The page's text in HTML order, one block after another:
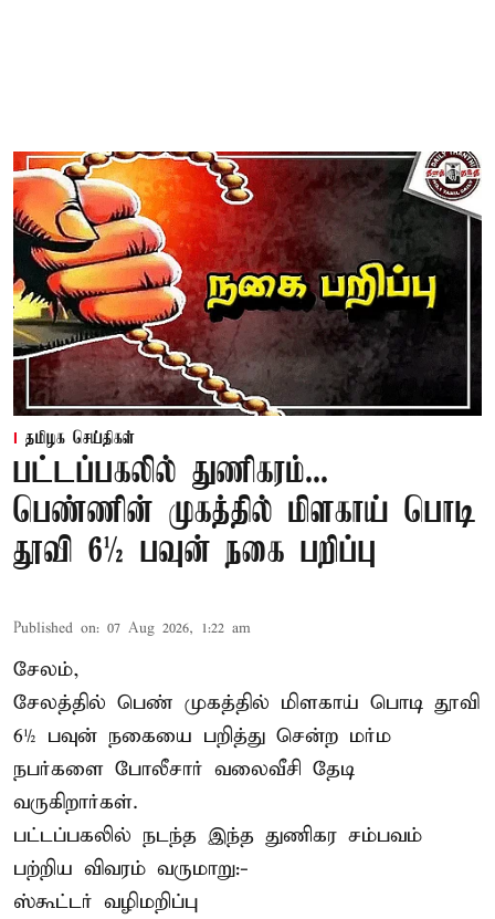
தமிழக செய்திகள்
பட்டப்பகலில் துணிகரம்...
பெண்ணின் முகத்தில் மிளகாய் பொடி
தூவி 6½ பவுன் நகை பறிப்பு
Published on: 07 Aug 2026, 1:22 am
சேலம்,
சேலத்தில் பெண் முகத்தில் மிளகாய் பொடி தூவி
6½ பவுன் நகையை பறித்து சென்ற மர்ம
நபர்களை போலீசார் வலைவீசி தேடி
வருகிறார்கள்.
பட்டப்பகலில் நடந்த இந்த துணிகர சம்பவம்
பற்றிய விவரம் வருமாறு:-
ஸ்கூட்டர் வழிமறிப்பு